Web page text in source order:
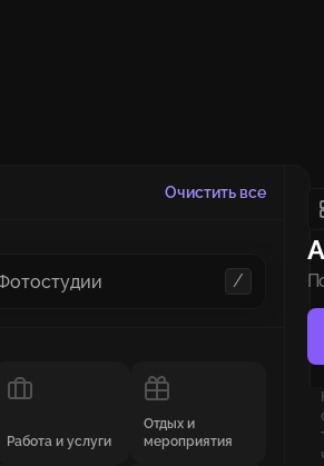
Очистить все
/
Работа и услуги
Отдых и
мероприятия